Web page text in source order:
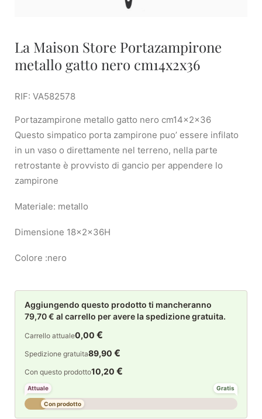
La Maison Store Portazampirone
metallo gatto nero cm14x2x36
RIF: VA582578
Portazampirone metallo gatto nero cm14x2x36
Questo simpatico porta zampirone puo’ essere infilato
in un vaso o direttamente nel terreno, nella parte
retrostante è provvisto di gancio per appendere lo
zampirone
Materiale: metallo
Dimensione 18x2x36H
Colore :nero
Aggiungendo questo prodotto ti mancheranno
79,70 € al carrello per avere la spedizione gratuita.
Carrello attuale0,00 €
Spedizione gratuita89,90 €
Con questo prodotto10,20 €
Attuale Gratis
Con prodotto